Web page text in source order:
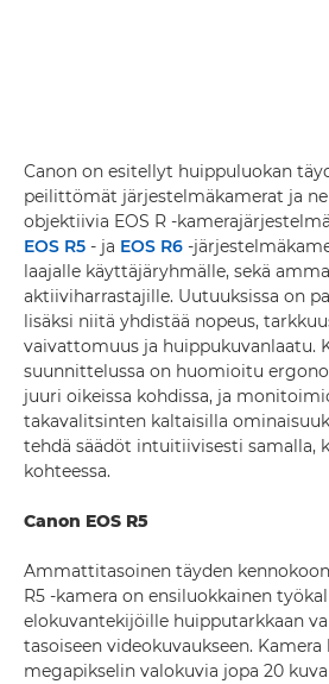
Canon on esitellyt huippuluokan
peilittömät järjestelmäkamerat ja
objektiivia EOS R -
EOS R5 - ja EOS R6 -
laajalle käyttäjäryhmälle, sekä
aktiiviharrastajille. Uutuuksissa on
lisäksi niitä yhdistää nopeus,
vaivattomuus ja huippukuvanlaatu.
suunnittelussa on huomioitu
juuri oikeissa kohdissa, ja
takavalitsinten kaltaisilla
tehdä säädöt intuitiivisesti samalla,
kohteessa.
Canon EOS R5
Ammattitasoinen täyden
R5 -kamera on ensiluokkainen
elokuvantekijöille huipputarkkaan
tasoiseen videokuvaukseen.
megapikselin valokuvia jopa 20